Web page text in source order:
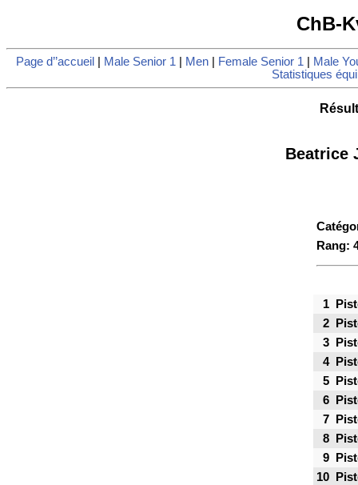
ChB-
Page d’’accueil Male Senior 1| Men| Female Senior 1|
Male
Statistiques
Beatrice
Rang:
1
2
3
4
5
6
7
8
9
10